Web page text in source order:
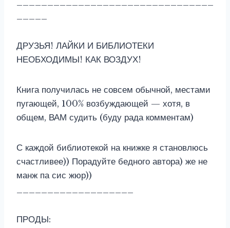
ДРУЗЬЯ! ЛАЙКИ И БИБЛИОТЕКИ
НЕОБХОДИМЫ! КАК ВОЗДУХ!
Книга получилась не совсем обычной, местами
пугающей, 100% возбуждающей — хотя, в
общем, ВАМ судить (буду рада комментам)
С каждой библиотекой на книжке я становлюсь
счастливее)) Порадуйте бедного автора) же не
манж па сис жюр))
ПРОДЫ: